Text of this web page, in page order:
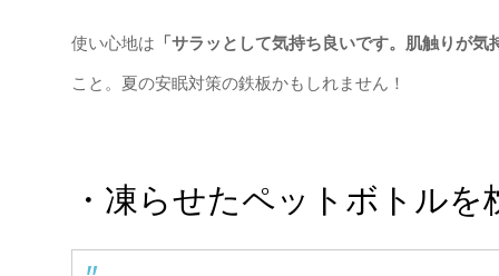
使い心地は 「サラッとして気持ち良いです。肌触りが
こと。夏の安眠対策の鉄板かもしれません！
・凍らせたペットボトルを